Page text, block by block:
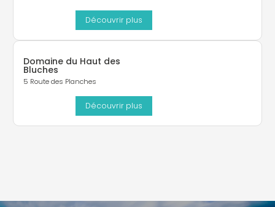
Découvrir plus
Domaine du Haut des
Bluches
5 Route des Planches
Découvrir plus